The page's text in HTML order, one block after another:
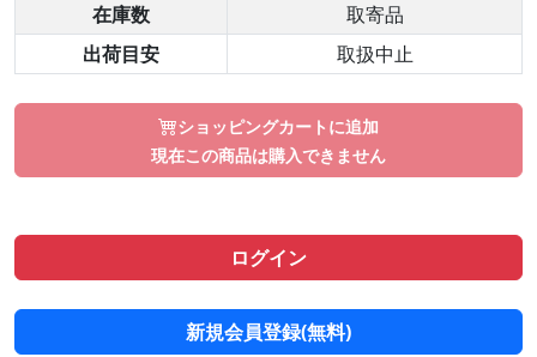
在庫数
取寄品
出荷目安
取扱中止
ショッピングカートに追加
現在この商品は購入できません
ログイン
新規会員登録(無料)